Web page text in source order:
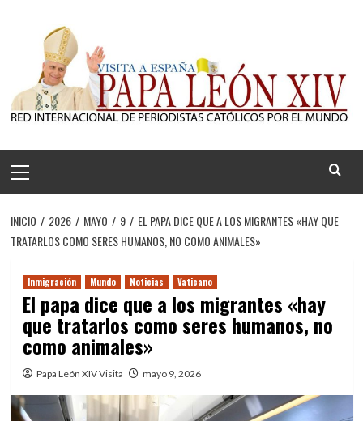
contenido
principal
INICIO 2026 MAYO 9
EL PAPA DICE QUE A LOS MIGRANTES «HAY QUE
TRATARLOS COMO SERES HUMANOS, NO COMO ANIMALES»
Inmigración Mundo Noticias Vaticano
El papa dice que a los migrantes «hay
que tratarlos como seres humanos, no
como animales»
Papa León XIV Visita mayo 9, 2026